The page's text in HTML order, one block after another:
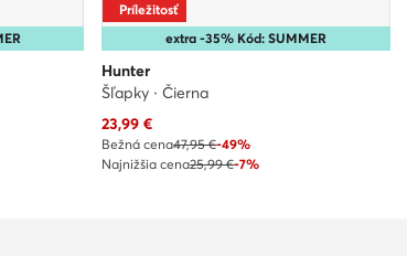
extra -35% Kód: SUMMER
Príležitosť
Hunter
Šľapky · Čierna
Aktuálna cena
23,99 €
Bežná cena47,95 €-49%
Najnižšia cena25,99 €-7%